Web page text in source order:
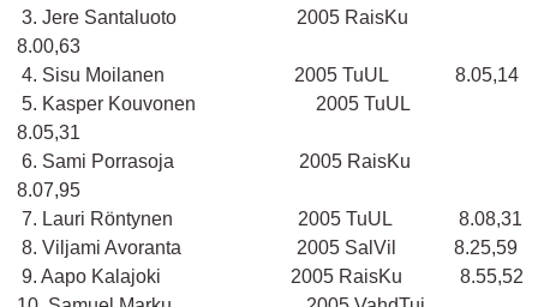
3. Jere Santaluoto 2005 RaisKu
8.00,63
4. Sisu Moilanen 2005 TuUL 8.05,14
5. Kasper Kouvonen 2005 TuUL
8.05,31
6. Sami Porrasoja 2005 RaisKu
8.07,95
7. Lauri Röntynen 2005 TuUL 8.08,31
8. Viljami Avoranta 2005 SalVil 8.25,59
9. Aapo Kalajoki 2005 RaisKu 8.55,52